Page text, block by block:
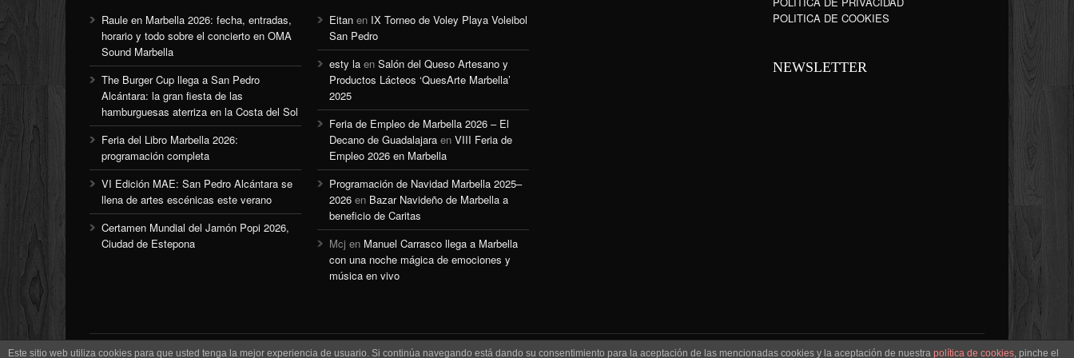
Raule en Marbella 2026: fecha, entradas,
horario y todo sobre el concierto en OMA
Sound Marbella
The Burger Cup llega a San Pedro
Alcántara: la gran fiesta de las
hamburguesas aterriza en la Costa del Sol
Feria del Libro Marbella 2026:
programación completa
VI Edición MAE: San Pedro Alcántara se
llena de artes escénicas este verano
Certamen Mundial del Jamón Popi 2026,
Ciudad de Estepona
Eitan en IX Torneo de Voley Playa Voleibol
San Pedro
esty la en Salón del Queso Artesano y
Productos Lácteos ‘QuesArte Marbella’
2025
Feria de Empleo de Marbella 2026 – El
Decano de Guadalajara en VIII Feria de
Empleo 2026 en Marbella
Programación de Navidad Marbella 2025–
2026 en Bazar Navideño de Marbella a
beneficio de Caritas
Mcj en Manuel Carrasco llega a Marbella
con una noche mágica de emociones y
música en vivo
POLITICA DE COOKIES
NEWSLETTER
Este sitio web utiliza cookies para que usted tenga la mejor experiencia de usuario. Si continúa navegando está dando su consentimiento para la aceptación de las mencionadas cookies y la aceptación de nuestra política de cookies, pinche el